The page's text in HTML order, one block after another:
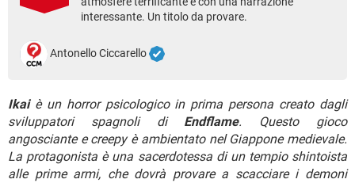
TIKTOK FACEBOOK
interessante. Un titolo da provare.
Antonello Ciccarello
Ikaiè un horror psicologico in prima persona creato dagli
sviluppatori spagnoli di Endflame. Questo gioco
angosciante e creepy è ambientato nel Giappone medievale.
La protagonista è una sacerdotessa di un tempio shintoista
alle prime armi, che dovrà provare a scacciare i demoni